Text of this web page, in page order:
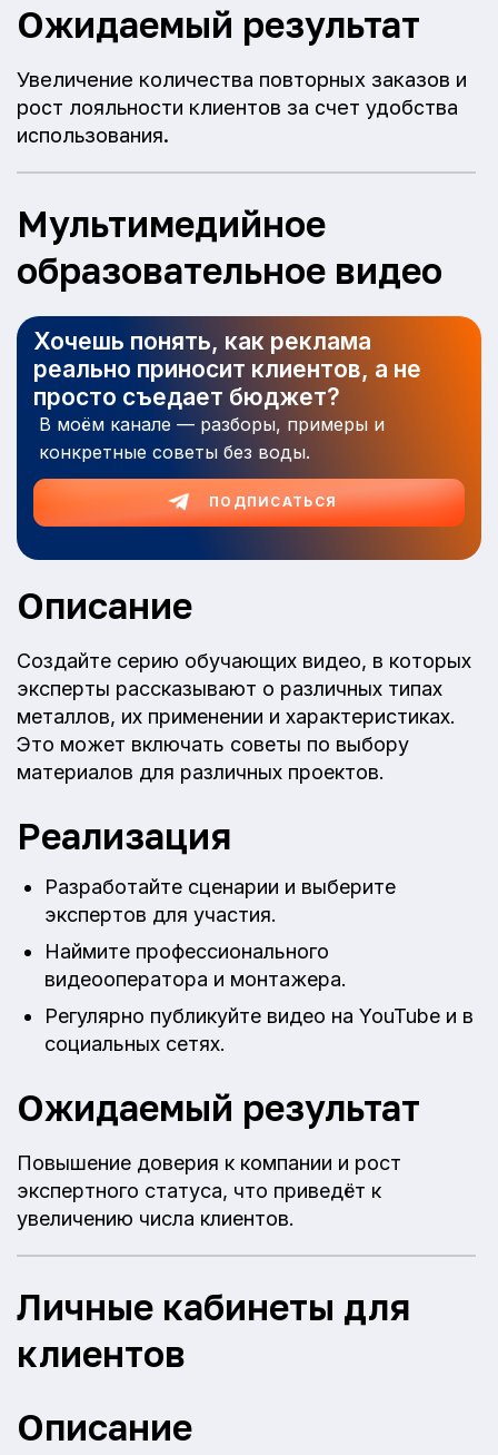
Ожидаемый результат
Увеличение количества повторных заказов и
рост лояльности клиентов за счет удобства
использования.
Мультимедийное
образовательное видео
Хочешь понять, как реклама
реально приносит клиентов, а не
просто съедает бюджет?
В моём канале — разборы, примеры и
конкретные советы без воды.
ПОДПИСАТЬСЯ
Описание
Создайте серию обучающих видео, в которых
эксперты рассказывают о различных типах
металлов, их применении и характеристиках.
Это может включать советы по выбору
материалов для различных проектов.
Реализация
Разработайте сценарии и выберите
экспертов для участия.
Наймите профессионального
видеооператора и монтажера.
Регулярно публикуйте видео на YouTube и в
социальных сетях.
Ожидаемый результат
Повышение доверия к компании и рост
экспертного статуса, что приведёт к
увеличению числа клиентов.
Личные кабинеты для
клиентов
Описание